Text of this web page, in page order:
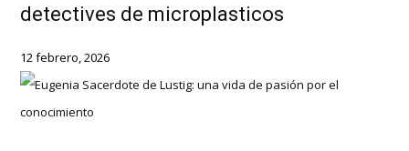
detectives de microplasticos
12 febrero, 2026